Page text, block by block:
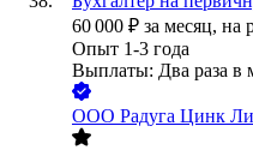
60 000 ₽ за месяц, на
Опыт 1-3 года
Выплаты: Два раза в
ООО Радуга Цинк